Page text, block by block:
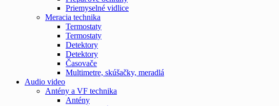
Priemyselné vidlice
Meracia technika
Termostaty
Termostaty
Detektory
Detektory
Časovače
Multimetre, skúšačky, meradlá
Audio video
Antény a VF technika
Antény